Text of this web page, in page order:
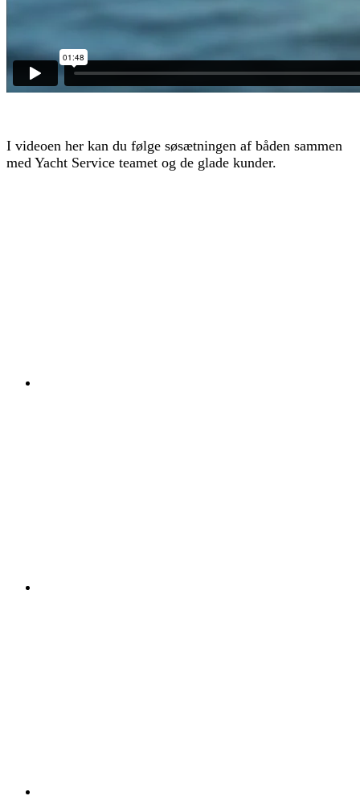
I videoen her kan du følge søsætningen af båden sammen
med Yacht Service teamet og de glade kunder.